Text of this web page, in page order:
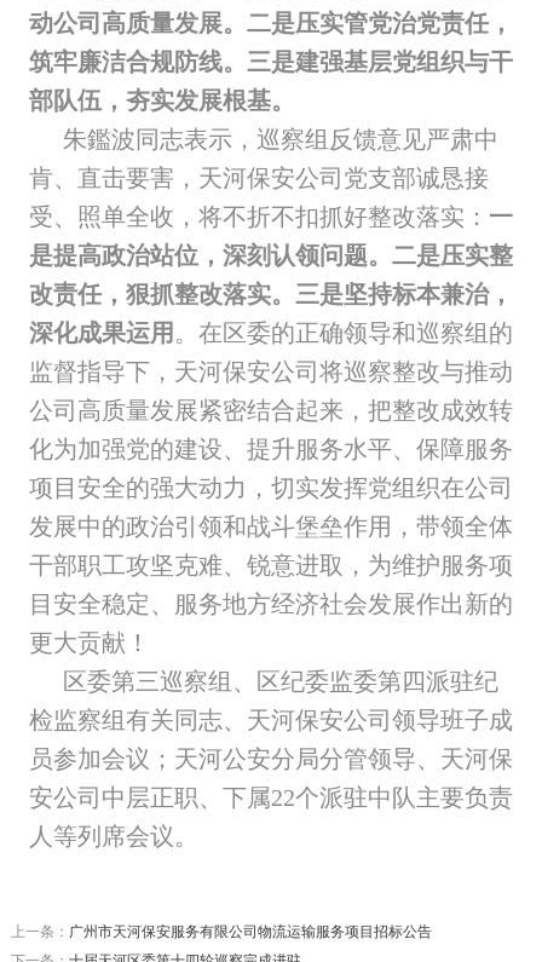
动公司高质量发展。二是压实管党治党责任，
筑牢廉洁合规防线。三是建强基层党组织与干
部队伍，夯实发展根基。
朱鑑波同志表示，巡察组反馈意见严肃中
肯、直击要害，天河保安公司党支部诚恳接
受、照单全收，将不折不扣抓好整改落实： 一
是提高政治站位，深刻认领问题。二是压实整
改责任，狠抓整改落实。三是坚持标本兼治，
深化成果运用 。在区委的正确领导和巡察组的
监督指导下，天河保安公司将巡察整改与推动
公司高质量发展紧密结合起来，把整改成效转
化为加强党的建设、提升服务水平、保障服务
项目安全的强大动力，切实发挥党组织在公司
发展中的政治引领和战斗堡垒作用，带领全体
干部职工攻坚克难、锐意进取，为维护服务项
目安全稳定、服务地方经济社会发展作出新的
更大贡献！
区委第三巡察组、区纪委监委第四派驻纪
检监察组有关同志、天河保安公司领导班子成
员参加会议；天河公安分局分管领导、天河保
安公司中层正职、下属22个派驻中队主要负责
人等列席会议。
上一条： 广州市天河保安服务有限公司物流运输服务项目招标公告